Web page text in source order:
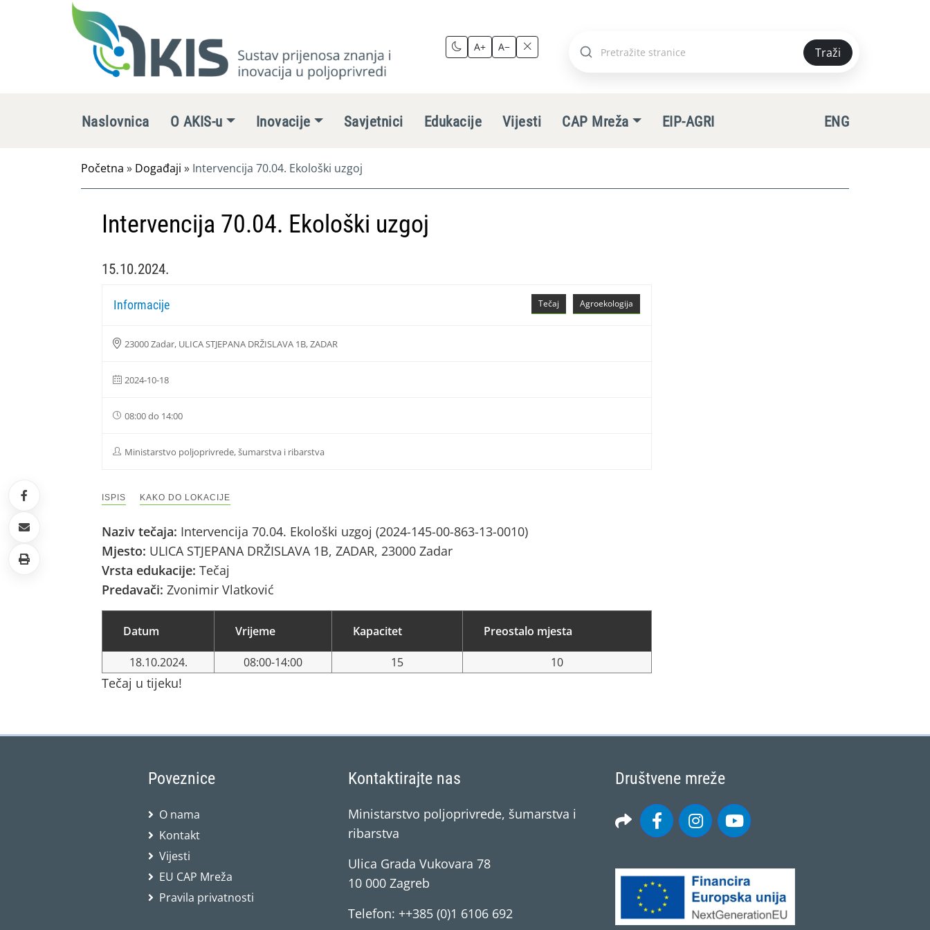
A+ A−
Pretraži
Traži
Naslovnica O AKIS-u Inovacije Savjetnici Edukacije Vijesti CAP Mreža EIP-AGRI ENG
Početna » Događaji » Intervencija 70.04. Ekološki uzgoj
Intervencija 70.04. Ekološki uzgoj
15.10.2024.
Agroekologija
Tečaj
Informacije
23000 Zadar, ULICA STJEPANA DRŽISLAVA 1B, ZADAR
2024-10-18
08:00 do 14:00
Ministarstvo poljoprivrede, šumarstva i ribarstva
ISPIS KAKO DO LOKACIJE
Naziv tečaja: Intervencija 70.04. Ekološki uzgoj (2024-145-00-863-13-0010)
Mjesto: ULICA STJEPANA DRŽISLAVA 1B, ZADAR, 23000 Zadar
Vrsta edukacije: Tečaj
Predavači: Zvonimir Vlatković
Datum Vrijeme Kapacitet Preostalo mjesta
18.10.2024. 08:00-14:00 15 10
Tečaj u tijeku!
Poveznice
O nama
Kontakt
Vijesti
EU CAP Mreža
Pravila privatnosti
Kontaktirajte nas
Ministarstvo poljoprivrede, šumarstva i
ribarstva
Ulica Grada Vukovara 78
10 000 Zagreb
Telefon: ++385 (0)1 6106 692
Društvene mreže